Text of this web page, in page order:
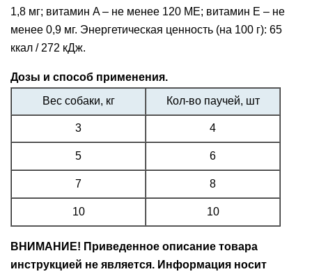
1,8 мг; витамин A – не менее 120 ME; витамин E – не
менее 0,9 мг. Энергетическая ценность (на 100 г): 65
ккал / 272 кДж.
Дозы и способ применения.
Вес собаки, кг
Кол-во паучей, шт
3 4
5 6
7 8
10 10
ВНИМАНИЕ! Приведенное описание товара
инструкцией не является. Информация носит